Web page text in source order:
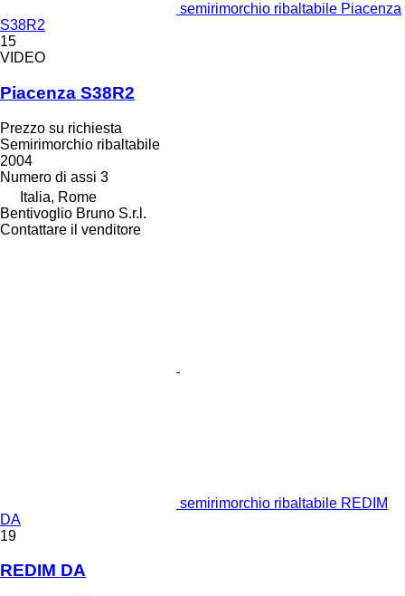
semirimorchio ribaltabile Piacenza
S38R2
15
VIDEO
Piacenza S38R2
Prezzo su richiesta
Semirimorchio ribaltabile
2004
Numero di assi 3
Italia, Rome
Bentivoglio Bruno S.r.l.
Contattare il venditore
semirimorchio ribaltabile REDIM
DA
19
REDIM DA